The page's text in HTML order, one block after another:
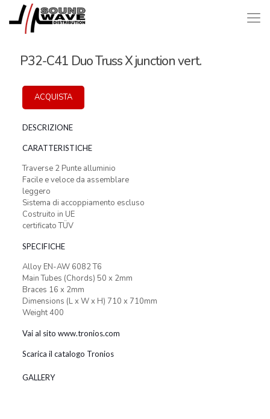
P32-C41 Duo Truss X junction vert.
ACQUISTA
DESCRIZIONE
CARATTERISTICHE
Traverse 2 Punte alluminio
Facile e veloce da assemblare
leggero
Sistema di accoppiamento escluso
Costruito in UE
certificato TÜV
SPECIFICHE
Alloy EN-AW 6082 T6
Main Tubes (Chords) 50 x 2mm
Braces 16 x 2mm
Dimensions (L x W x H) 710 x 710mm
Weight 400
Vai al sito www.tronios.com
Scarica il catalogo Tronios
GALLERY